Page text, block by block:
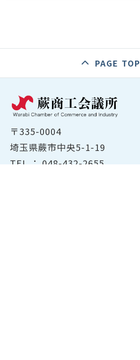
PAGE TOP
〒335-0004
埼玉県蕨市中央5-1-19
TEL ： 048-432-2655